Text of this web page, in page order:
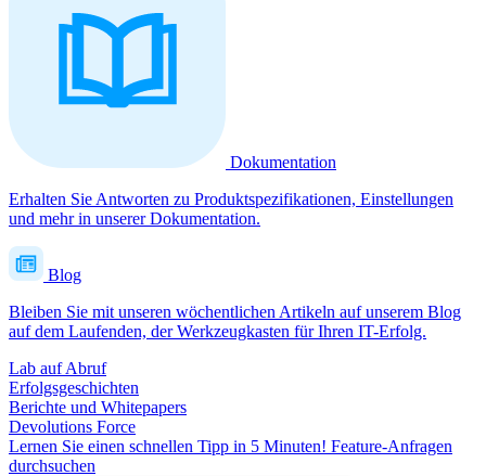
Dokumentation
Erhalten Sie Antworten zu Produktspezifikationen, Einstellungen
und mehr in unserer Dokumentation.
Blog
Bleiben Sie mit unseren wöchentlichen Artikeln auf unserem Blog
auf dem Laufenden, der Werkzeugkasten für Ihren IT-Erfolg.
Lab auf Abruf
Erfolgsgeschichten
Berichte und Whitepapers
Devolutions Force
Lernen Sie einen schnellen Tipp in 5 Minuten! Feature-Anfragen
durchsuchen